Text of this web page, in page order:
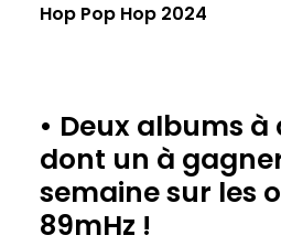
Hop Pop Hop 2024
• Deux albums
dont un à
semaine sur les
89mHz !